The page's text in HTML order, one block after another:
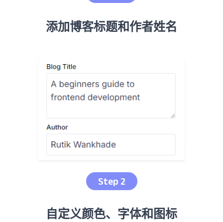
添加博客标题和作者姓名
Step 2
自定义颜色、字体和图标